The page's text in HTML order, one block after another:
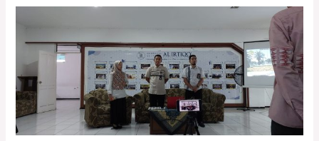
PROGRAM
DENGAN
TEMA
“SEKOLAH
DI
TURKI